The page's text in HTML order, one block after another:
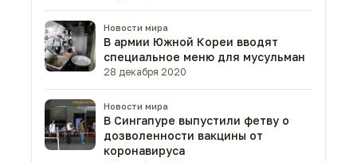
Новости мира
В армии Южной Кореи вводят
специальное меню для мусульман
28 декабря 2020
Новости мира
В Сингапуре выпустили фетву о
дозволенности вакцины от
коронавируса